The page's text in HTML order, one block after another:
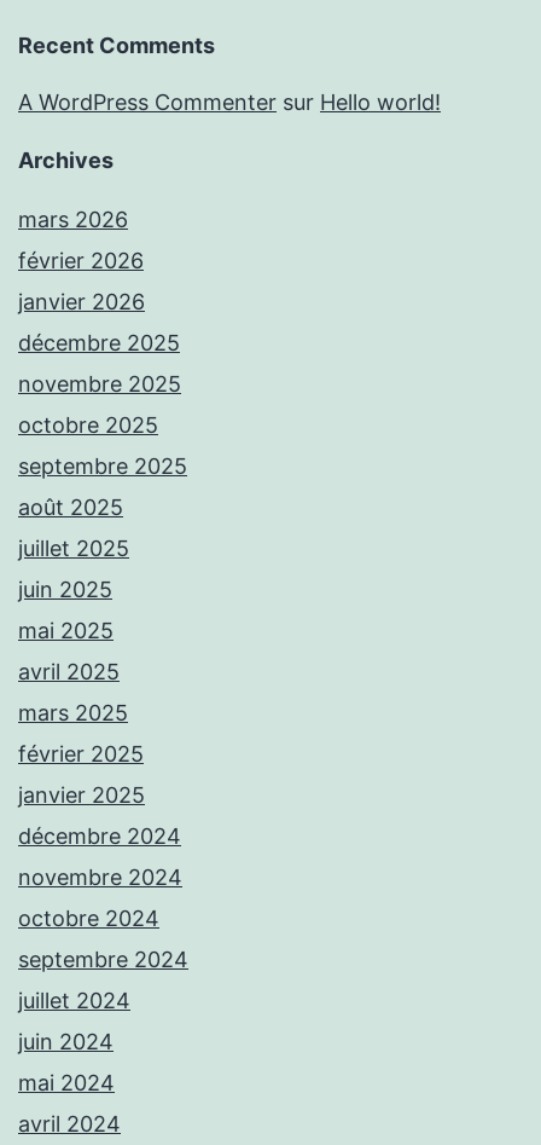
Recent Comments
A WordPress Commenter sur Hello world!
Archives
mars 2026
février 2026
janvier 2026
décembre 2025
novembre 2025
octobre 2025
septembre 2025
août 2025
juillet 2025
juin 2025
mai 2025
avril 2025
mars 2025
février 2025
janvier 2025
décembre 2024
novembre 2024
octobre 2024
septembre 2024
juillet 2024
juin 2024
mai 2024
avril 2024